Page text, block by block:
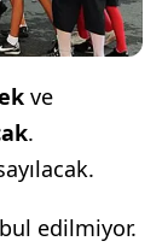
ve
.
edilmiyor.